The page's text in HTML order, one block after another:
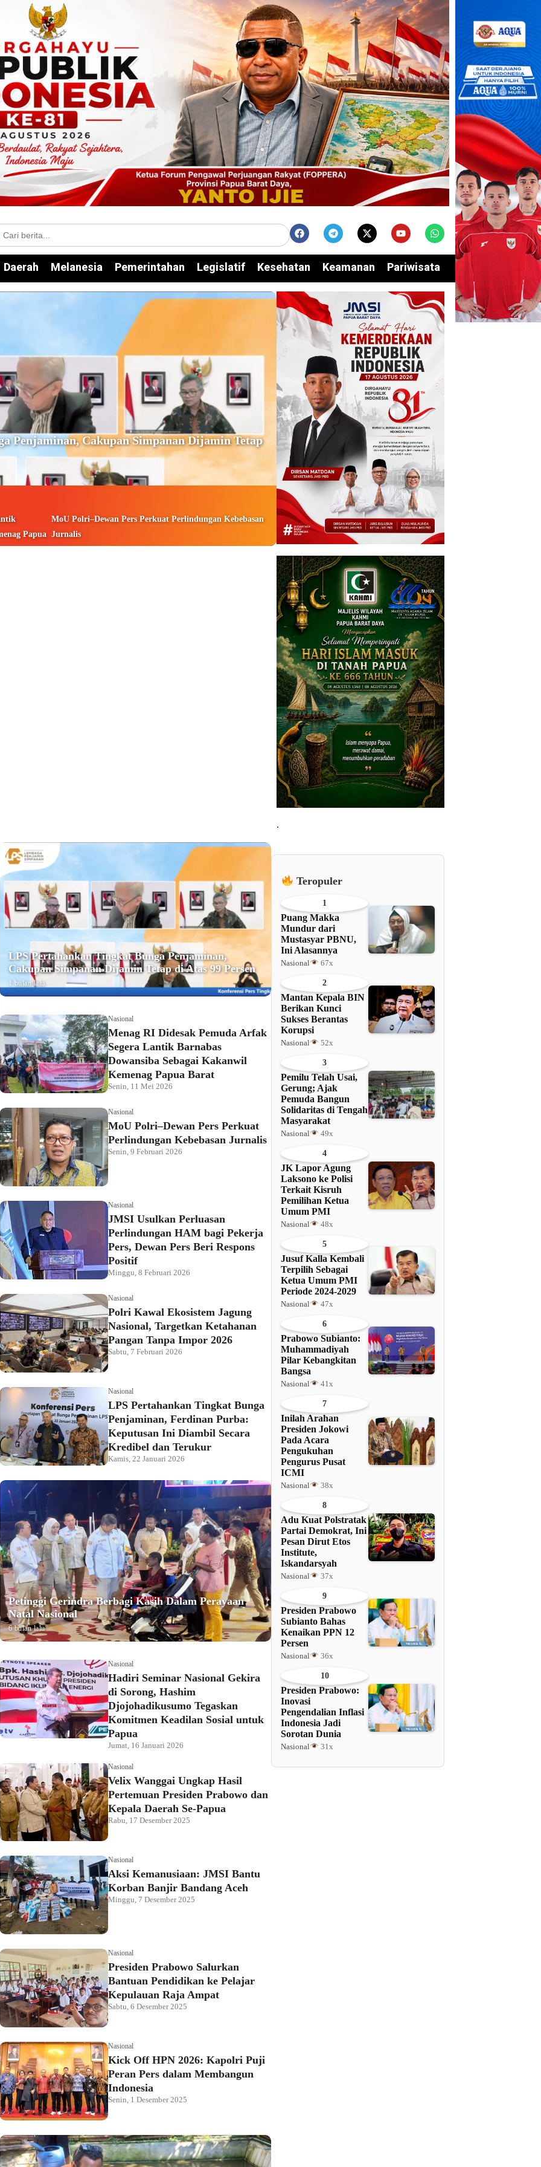
Daerah Melanesia Pemerintahan Legislatif Kesehatan Keamanan Pariwisata Edukasi
Penjaminan, Cakupan Simpanan Dijamin Tetap
Papua
MoU Polri–Dewan Pers Perkuat Perlindungan Kebebasan
Jurnalis
.
LPS Pertahankan Tingkat Bunga Penjaminan,
Cakupan Simpanan Dijamin Tetap di Atas 99 Persen
1 bulan lalu
Nasional
Menag RI Didesak Pemuda Arfak
Segera Lantik Barnabas
Dowansiba Sebagai Kakanwil
Kemenag Papua Barat
Senin, 11 Mei 2026
Nasional
MoU Polri–Dewan Pers Perkuat
Perlindungan Kebebasan Jurnalis
Senin, 9 Februari 2026
Nasional
JMSI Usulkan Perluasan
Perlindungan HAM bagi Pekerja
Pers, Dewan Pers Beri Respons
Positif
Minggu, 8 Februari 2026
Nasional
Polri Kawal Ekosistem Jagung
Nasional, Targetkan Ketahanan
Pangan Tanpa Impor 2026
Sabtu, 7 Februari 2026
Nasional
LPS Pertahankan Tingkat Bunga
Penjaminan, Ferdinan Purba:
Keputusan Ini Diambil Secara
Kredibel dan Terukur
Kamis, 22 Januari 2026
Petinggi Gerindra Berbagi Kasih Dalam Perayaan
Natal Nasional
6 bulan lalu
Nasional
Hadiri Seminar Nasional Gekira
di Sorong, Hashim
Djojohadikusumo Tegaskan
Komitmen Keadilan Sosial untuk
Papua
Jumat, 16 Januari 2026
Nasional
Velix Wanggai Ungkap Hasil
Pertemuan Presiden Prabowo dan
Kepala Daerah Se-Papua
Rabu, 17 Desember 2025
Nasional
Aksi Kemanusiaan: JMSI Bantu
Korban Banjir Bandang Aceh
Minggu, 7 Desember 2025
Nasional
Presiden Prabowo Salurkan
Bantuan Pendidikan ke Pelajar
Kepulauan Raja Ampat
Sabtu, 6 Desember 2025
Nasional
Kick Off HPN 2026: Kapolri Puji
Peran Pers dalam Membangun
Indonesia
Senin, 1 Desember 2025
Teropuler
1
Puang Makka
Mundur dari
Mustasyar PBNU,
Ini Alasannya
Nasional 67x
2
Mantan Kepala BIN
Berikan Kunci
Sukses Berantas
Korupsi
Nasional 52x
3
Pemilu Telah Usai,
Gerung; Ajak
Pemuda Bangun
Solidaritas di Tengah
Masyarakat
Nasional 49x
4
JK Lapor Agung
Laksono ke Polisi
Terkait Kisruh
Pemilihan Ketua
Umum PMI
Nasional 48x
5
Jusuf Kalla Kembali
Terpilih Sebagai
Ketua Umum PMI
Periode 2024-2029
Nasional 47x
6
Prabowo Subianto:
Muhammadiyah
Pilar Kebangkitan
Bangsa
Nasional 41x
7
Inilah Arahan
Presiden Jokowi
Pada Acara
Pengukuhan
Pengurus Pusat
ICMI
Nasional 38x
8
Adu Kuat Polstratak
Partai Demokrat, Ini
Pesan Dirut Etos
Institute,
Iskandarsyah
Nasional 37x
9
Presiden Prabowo
Subianto Bahas
Kenaikan PPN 12
Persen
Nasional 36x
10
Presiden Prabowo:
Inovasi
Pengendalian Inflasi
Indonesia Jadi
Sorotan Dunia
Nasional 31x